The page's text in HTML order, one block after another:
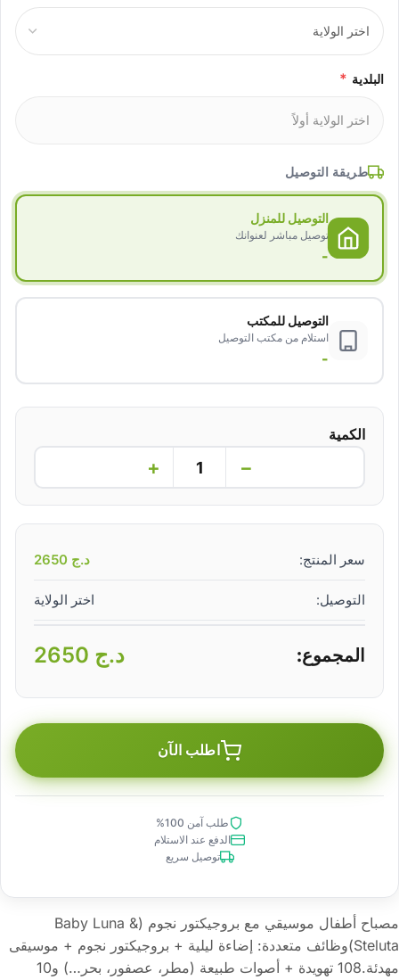
البلدية *
طريقة التوصيل
التوصيل للمنزل
توصيل مباشر لعنوانك
-
التوصيل للمكتب
استلام من مكتب التوصيل
-
الكمية
−
+
سعر المنتج: د.ج
التوصيل: اختر الولاية
المجموع: د.ج
اطلب الآن
طلب آمن 100%
الدفع عند الاستلام
توصيل سريع
مصباح أطفال موسيقي مع بروجيكتور نجوم (Baby Luna &
Steluta)وظائف متعددة: إضاءة ليلية + بروجيكتور نجوم + موسيقى
مهدئة.108 تهويدة + أصوات طبيعة (مطر، عصفور، بحر…) و10